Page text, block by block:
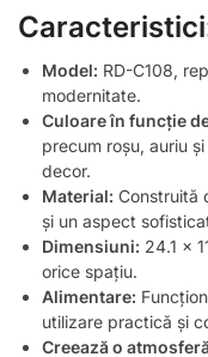
Model: RD-C108,
modernitate.
Culoare în funcție
precum roșu, auriu
decor.
Material: Construită
și un aspect
Dimensiuni: 24.1 x
orice spațiu.
Alimentare:
utilizare practică și
Creează o